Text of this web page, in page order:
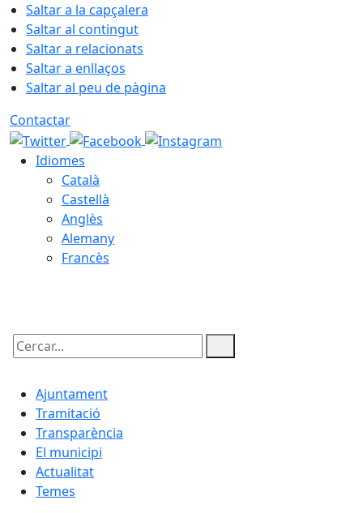
Saltar a la capçalera
Saltar al contingut
Saltar a relacionats
Saltar a enllaços
Saltar al peu de pàgina
Contactar
Idiomes
Català
Castellà
Anglès
Alemany
Francès
Cercar:
Ajuntament
Tramitació
Transparència
El municipi
Actualitat
Temes